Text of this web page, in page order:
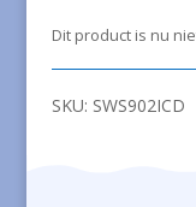
Dit product is nu
SKU: SWS902ICD